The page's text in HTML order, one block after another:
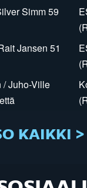
Simm 59
Jansen 51
/ Juho-Ville
KAIKKI >